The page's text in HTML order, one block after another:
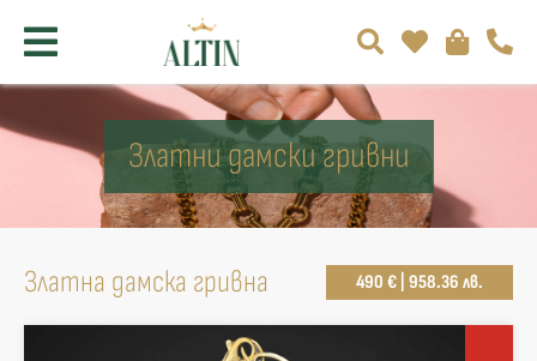
Златни дамски гривни
Златна дамска гривна 490 € | 958.36 лв.